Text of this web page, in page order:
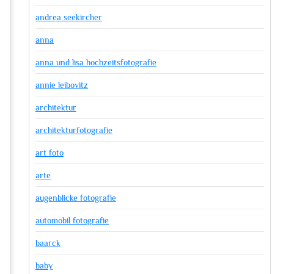
andrea seekircher
anna
anna und lisa hochzeitsfotografie
annie leibovitz
architektur
architekturfotografie
art foto
arte
augenblicke fotografie
automobil fotografie
baarck
baby